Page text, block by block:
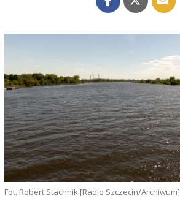
Fot. Robert Stachnik [Radio Szczecin/Archiwum]